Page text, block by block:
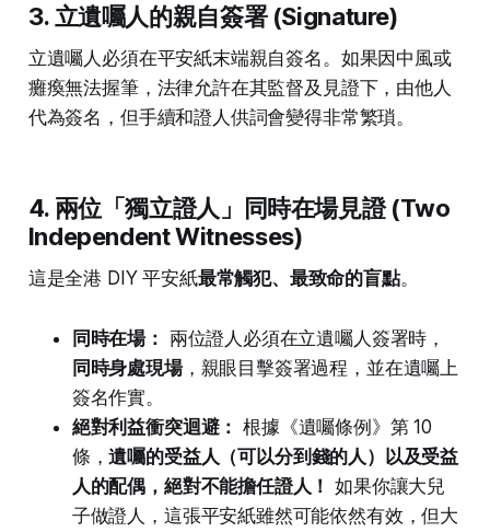
3. 立遺囑人的親自簽署 (Signature)
立遺囑人必須在平安紙末端親自簽名。如果因中風或
癱瘓無法握筆，法律允許在其監督及見證下，由他人
代為簽名，但手續和證人供詞會變得非常繁瑣。
4. 兩位「獨立證人」同時在場見證 (Two
Independent Witnesses)
這是全港 DIY 平安紙最常觸犯、最致命的盲點。
同時在場： 兩位證人必須在立遺囑人簽署時，
同時身處現場，親眼目擊簽署過程，並在遺囑上
簽名作實。
絕對利益衝突迴避： 根據《遺囑條例》第 10
條，遺囑的受益人（可以分到錢的人）以及受益
人的配偶，絕對不能擔任證人！ 如果你讓大兒
子做證人，這張平安紙雖然可能依然有效，但大